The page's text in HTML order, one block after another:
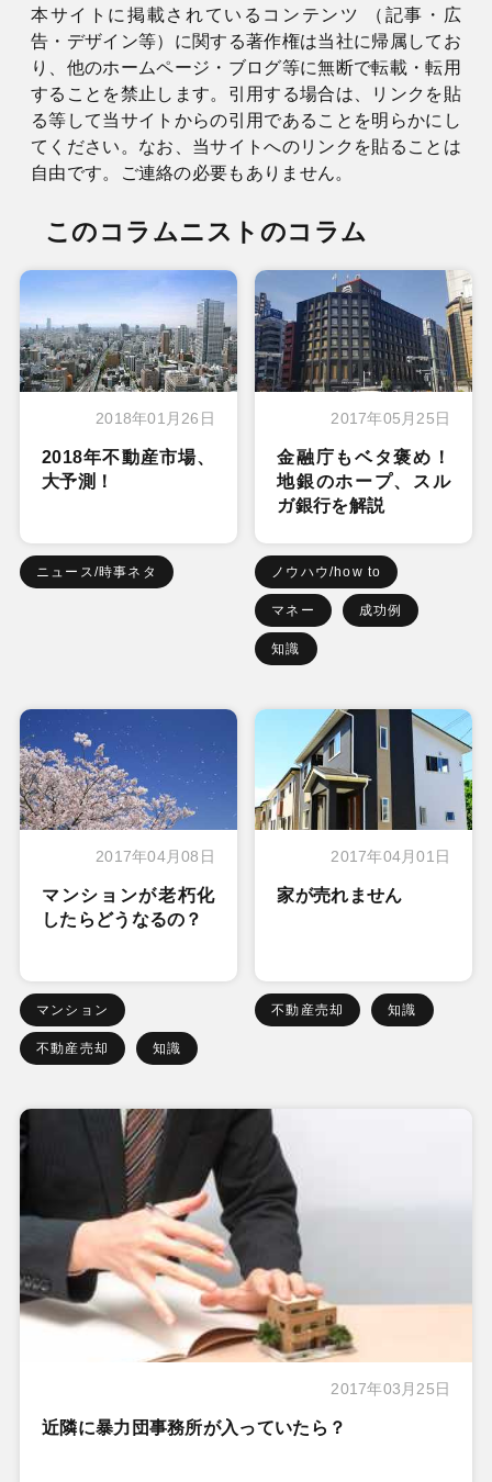
本サイトに掲載されているコンテンツ （記事・広
告・デザイン等）に関する著作権は当社に帰属してお
り、他のホームページ・ブログ等に無断で転載・転用
することを禁止します。引用する場合は、リンクを貼
る等して当サイトからの引用であることを明らかにし
てください。なお、当サイトへのリンクを貼ることは
自由です。ご連絡の必要もありません。
このコラムニストのコラム
2018年01月26日
2018年不動産市場、
大予測！
ニュース/時事ネタ
2017年05月25日
金融庁もベタ褒め！
地銀のホープ、スル
ガ銀行を解説
ノウハウ/how to
マネー 成功例
知識
2017年04月08日
マンションが老朽化
したらどうなるの？
マンション
不動産売却 知識
2017年04月01日
家が売れません
不動産売却 知識
2017年03月25日
近隣に暴力団事務所が入っていたら？